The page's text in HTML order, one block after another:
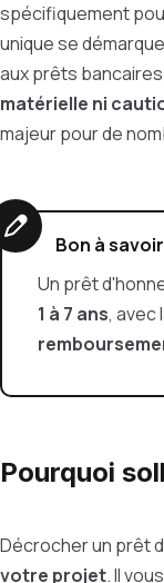
spécifiquement
unique se
aux prêts
matérielle ni
majeur pour de
Bon à savoir
Un prêt
1 à 7 ans, avec
Pourquoi
Décrocher un prêt
votre projet. Il